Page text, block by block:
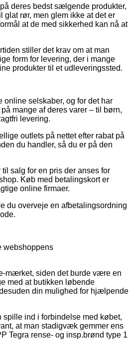
deres bedst sælgende produkter,
glat rør, men glem ikke at det er
at de med sikkerhed kan nå at
stiller det krav om at man
form for levering, der i mange
produkter til et udleveringssted.
selskaber, og for det har
mange af deres varer – til børn,
levering.
outlets på nettet efter rabat på
du handler, så du er på den
salg for en pris der anses for
Køb med betalingskort er
online firmaer.
du overveje en afbetalingsordning
webshoppens
mærket, siden det burde være en
med at butikken løbende
din mulighed for hjælpende
ind i forbindelse med købet,
at man stadigvæk gemmer ens
Tegra rense- og insp.brønd type 1